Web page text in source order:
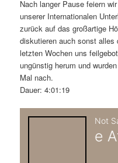
ä
r
e
n
d
ä
n
a
v
i
g
a
t
i
Nach langer Pause feiern
unserer Internationalen
zurück auf das großartige
diskutieren auch sonst
letzten Wochen uns
ungünstig herum und
Mal nach.
Dauer: 4:01:19